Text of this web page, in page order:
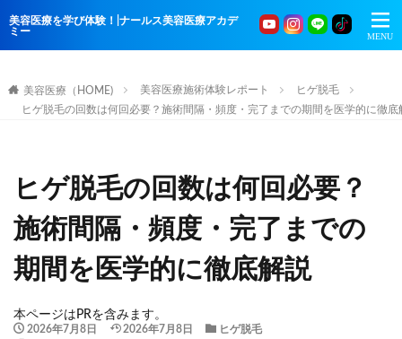
美容医療を学び体験！|ナールス美容医療アカデ
ミー
美容医療（HOME) 美容医療施術体験レポート
ヒゲ脱毛
ヒゲ脱毛の回数は何回必要？施術間隔・頻度・完了までの期間を医学的に徹底
ヒゲ脱毛の回数は何回必要？
施術間隔・頻度・完了までの
期間を医学的に徹底解説
本ページはPRを含みます。
2026年7月8日 2026年7月8日
ヒゲ脱毛